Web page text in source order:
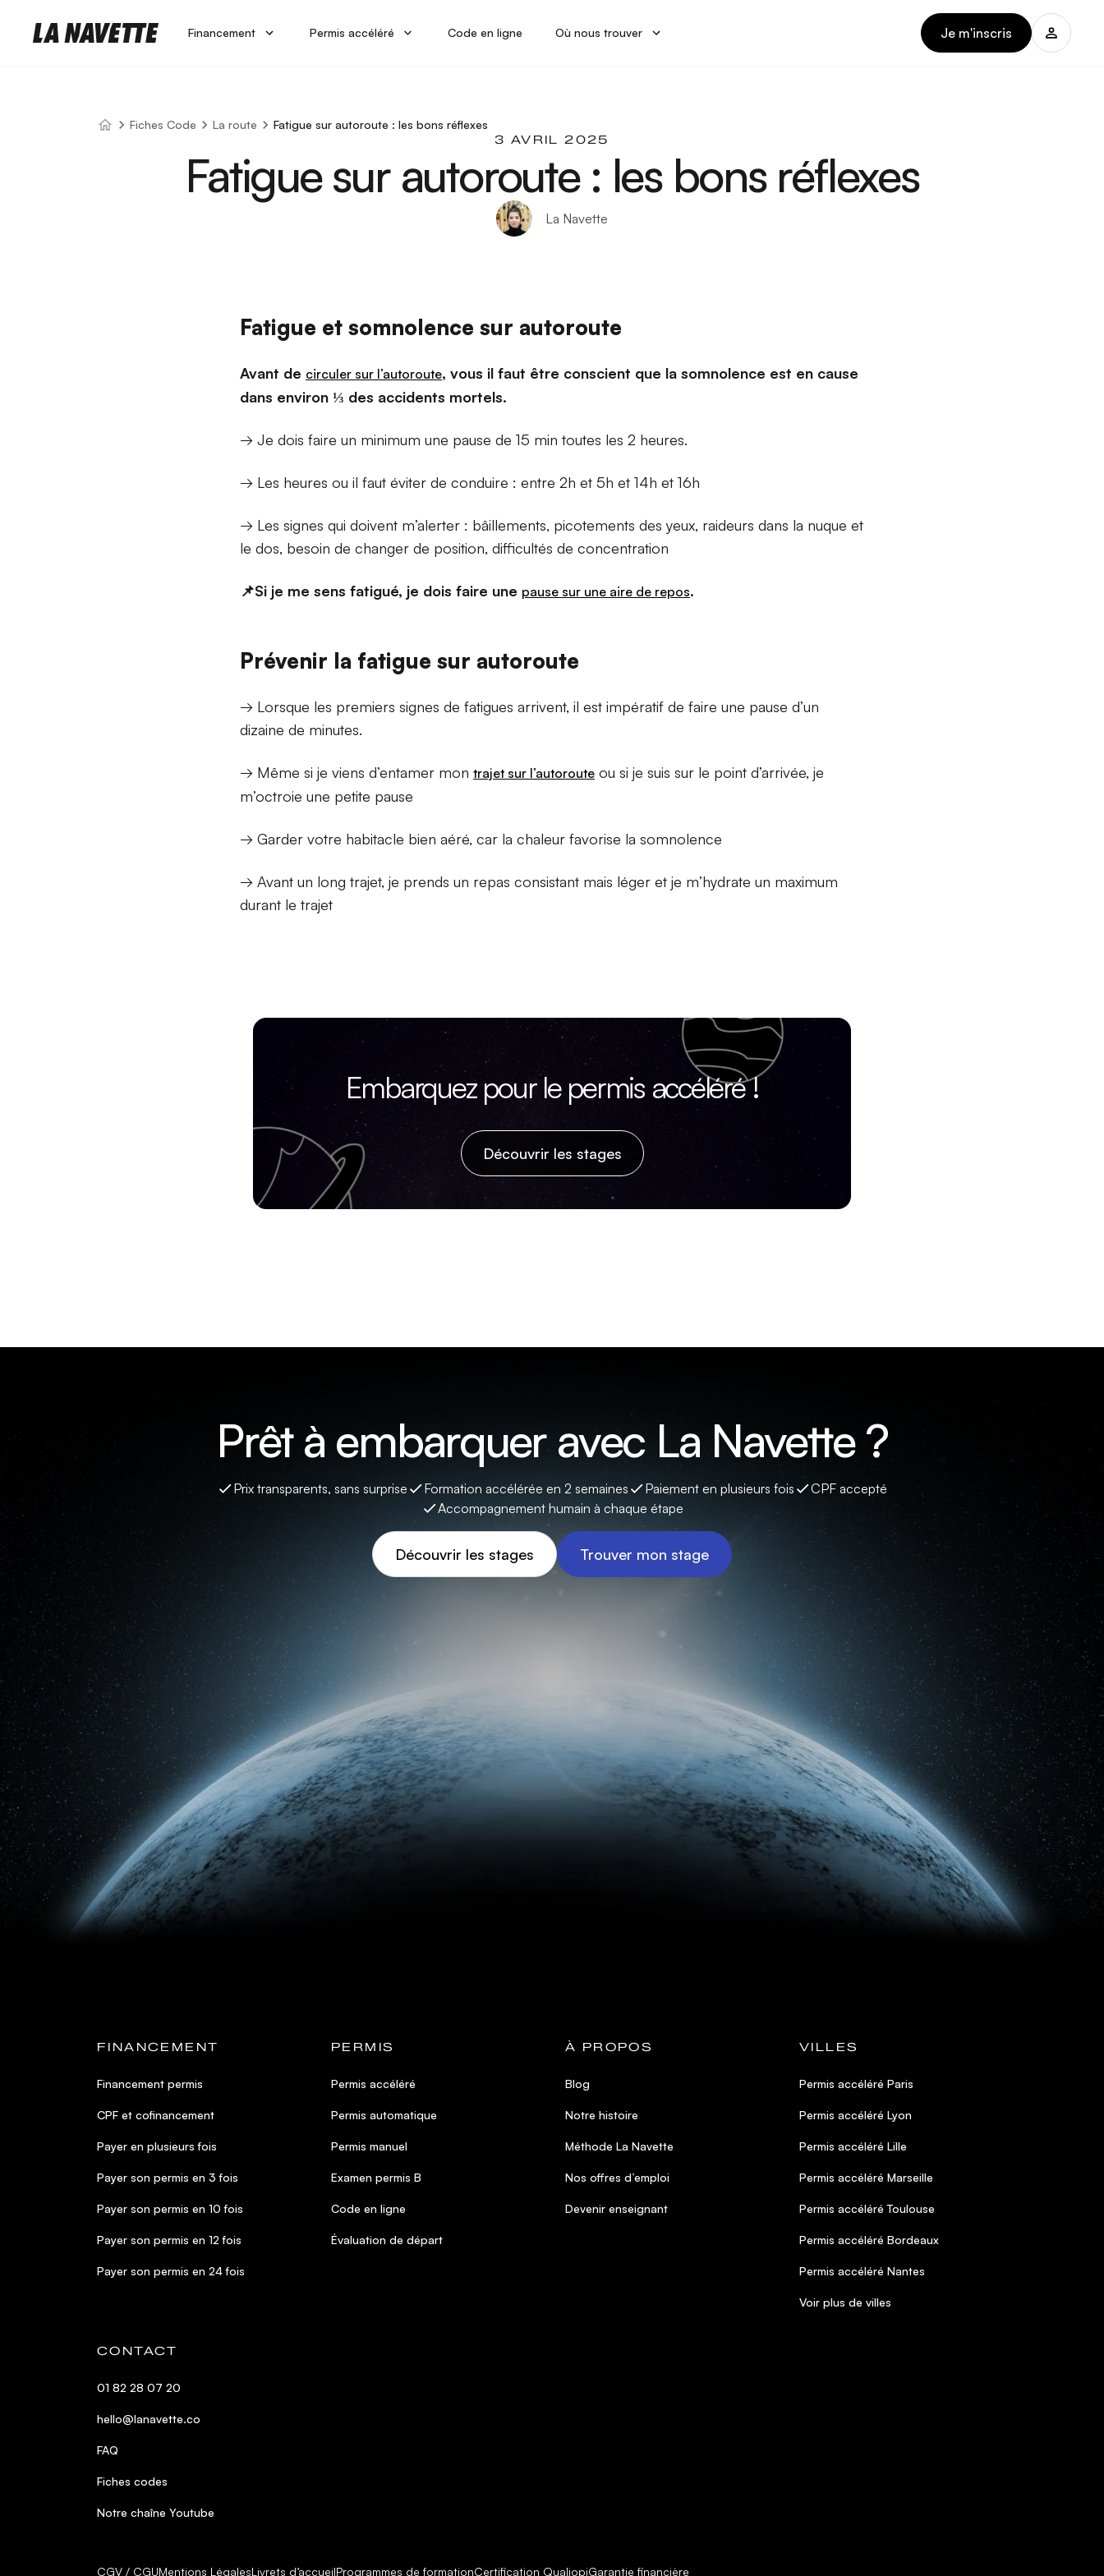
Financement Permis accéléré Code en ligne Où nous trouver Je m'inscris
Fiches Code La route
Fatigue sur autoroute : les bons réflexes
3 AVRIL 2025
Fatigue sur autoroute : les bons réflexes
La Navette
Fatigue et somnolence sur autoroute
Avant de circuler sur l’autoroute, vous il faut être conscient que la somnolence est en cause
dans environ ⅓ des accidents mortels.
→ Je dois faire un minimum une pause de 15 min toutes les 2 heures.
→ Les heures ou il faut éviter de conduire : entre 2h et 5h et 14h et 16h
→ Les signes qui doivent m’alerter : bâillements, picotements des yeux, raideurs dans la nuque et
le dos, besoin de changer de position, difficultés de concentration
📌Si je me sens fatigué, je dois faire une pause sur une aire de repos.
Prévenir la fatigue sur autoroute
→ Lorsque les premiers signes de fatigues arrivent, il est impératif de faire une pause d’un
dizaine de minutes.
→ Même si je viens d’entamer mon trajet sur l’autoroute ou si je suis sur le point d’arrivée, je
m’octroie une petite pause
→ Garder votre habitacle bien aéré, car la chaleur favorise la somnolence
→ Avant un long trajet, je prends un repas consistant mais léger et je m’hydrate un maximum
durant le trajet
Embarquez pour le permis accéléré !
Découvrir les stages
Prêt à embarquer avec La Navette ?
Prix transparents, sans surprise Formation accélérée en 2 semaines Paiement en plusieurs fois
CPF accepté
Accompagnement humain à chaque étape
Découvrir les stages Trouver mon stage
FINANCEMENT
Financement permis
CPF et cofinancement
Payer en plusieurs fois
Payer son permis en 3 fois
Payer son permis en 10 fois
Payer son permis en 12 fois
Payer son permis en 24 fois
PERMIS
Permis accéléré
Permis automatique
Permis manuel
Examen permis B
Code en ligne
Évaluation de départ
À PROPOS
Blog
Notre histoire
Méthode La Navette
Nos offres d’emploi
Devenir enseignant
VILLES
Permis accéléré Paris
Permis accéléré Lyon
Permis accéléré Lille
Permis accéléré Marseille
Permis accéléré Toulouse
Permis accéléré Bordeaux
Permis accéléré Nantes
Voir plus de villes
CONTACT
01 82 28 07 20
hello@lanavette.co
FAQ
Fiches codes
Notre chaîne Youtube
CGV / CGUMentions LégalesLivrets d’accueilProgrammes de formationCertification QualiopiGarantie financière